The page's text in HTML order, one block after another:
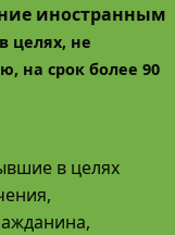
иностранным
целях, не
на срок более 90
в целях